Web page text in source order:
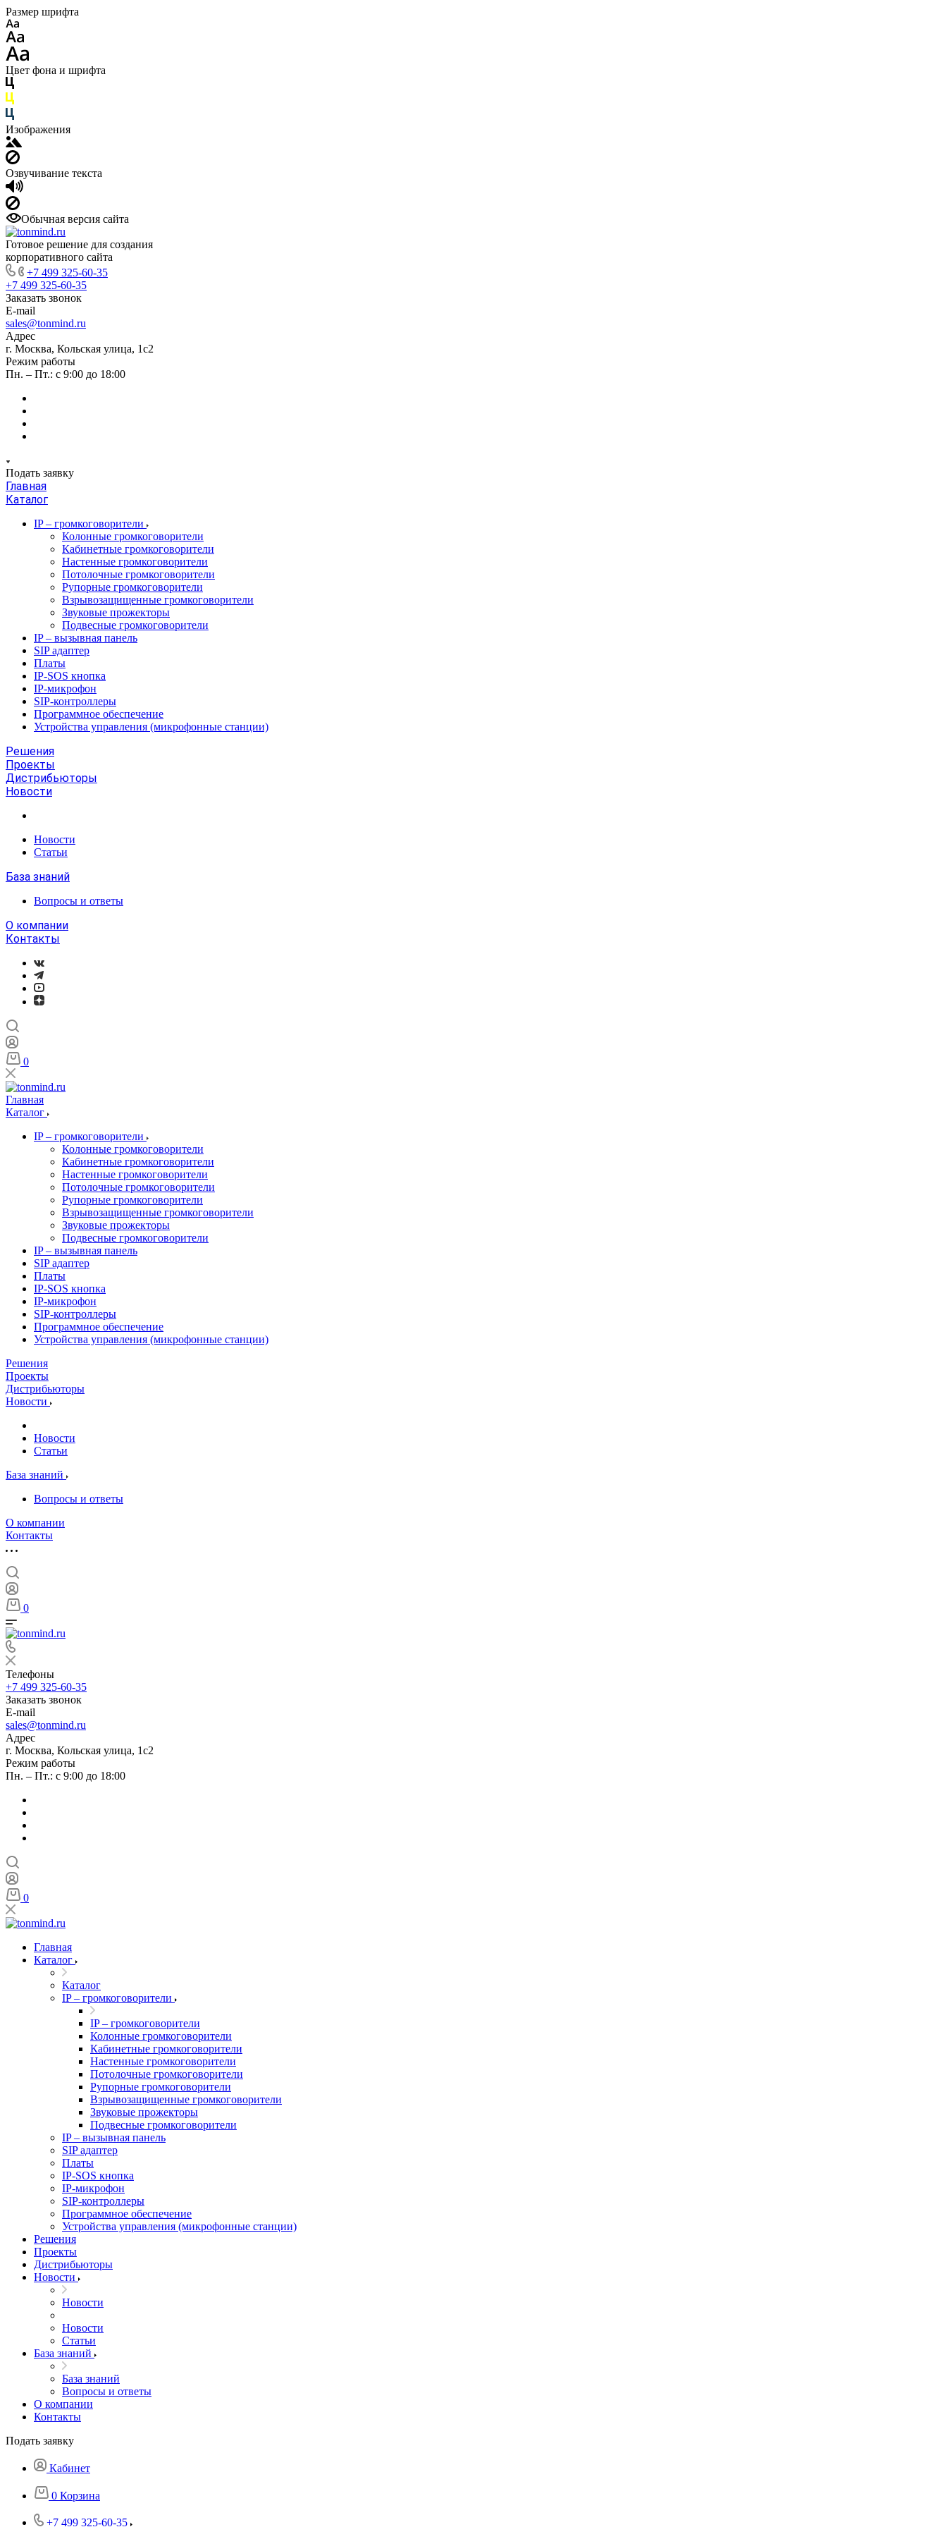
Размер шрифта
Цвет фона и шрифта
Изображения
Озвучивание текста
Обычная версия сайта
Готовое решение для создания
корпоративного сайта
+7 499 325-60-35
+7 499 325-60-35
Заказать звонок
E-mail
sales@tonmind.ru
Адрес
г. Москва, Кольская улица, 1с2
Режим работы
Пн. – Пт.: с 9:00 до 18:00
Подать заявку
Главная
Каталог
IP – громкоговорители
Колонные громкоговорители
Кабинетные громкоговорители
Настенные громкоговорители
Потолочные громкоговорители
Рупорные громкоговорители
Взрывозащищенные громкоговорители
Звуковые прожекторы
Подвесные громкоговорители
IP – вызывная панель
SIP адаптер
Платы
IP-SOS кнопка
IP-микрофон
SIP-контроллеры
Программное обеспечение
Устройства управления (микрофонные станции)
Решения
Проекты
Дистрибьюторы
Новости
Новости
Статьи
База знаний
Вопросы и ответы
О компании
Контакты
0
Главная
Каталог
IP – громкоговорители
Колонные громкоговорители
Кабинетные громкоговорители
Настенные громкоговорители
Потолочные громкоговорители
Рупорные громкоговорители
Взрывозащищенные громкоговорители
Звуковые прожекторы
Подвесные громкоговорители
IP – вызывная панель
SIP адаптер
Платы
IP-SOS кнопка
IP-микрофон
SIP-контроллеры
Программное обеспечение
Устройства управления (микрофонные станции)
Решения
Проекты
Дистрибьюторы
Новости
Новости
Статьи
База знаний
Вопросы и ответы
О компании
Контакты
0
Телефоны
+7 499 325-60-35
Заказать звонок
E-mail
sales@tonmind.ru
Адрес
г. Москва, Кольская улица, 1с2
Режим работы
Пн. – Пт.: с 9:00 до 18:00
0
Главная
Каталог
Каталог
IP – громкоговорители
IP – громкоговорители
Колонные громкоговорители
Кабинетные громкоговорители
Настенные громкоговорители
Потолочные громкоговорители
Рупорные громкоговорители
Взрывозащищенные громкоговорители
Звуковые прожекторы
Подвесные громкоговорители
IP – вызывная панель
SIP адаптер
Платы
IP-SOS кнопка
IP-микрофон
SIP-контроллеры
Программное обеспечение
Устройства управления (микрофонные станции)
Решения
Проекты
Дистрибьюторы
Новости
Новости
Новости
Статьи
База знаний
База знаний
Вопросы и ответы
О компании
Контакты
Подать заявку
Кабинет
0 Корзина
+7 499 325-60-35